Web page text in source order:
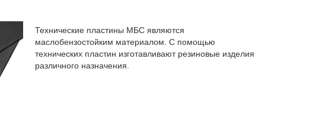
Технические пластины МБС являются
маслобензостойким материалом. С помощью
технических пластин изготавливают резиновые изделия
различного назначения.